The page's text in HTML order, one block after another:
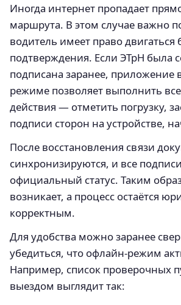
Иногда интернет пропадает
маршрута. В этом случае важно
водитель имеет право двигаться
подтверждения. Если ЭТрН была
подписана заранее, приложение
режиме позволяет выполнить
действия — отметить погрузку,
подписи сторон на устройстве,
После восстановления связи
синхронизируются, и все
официальный статус. Таким
возникает, а процесс остаётся
корректным.
Для удобства можно заранее
убедиться, что офлайн-режим
Например, список проверочных
выездом выглядит так: